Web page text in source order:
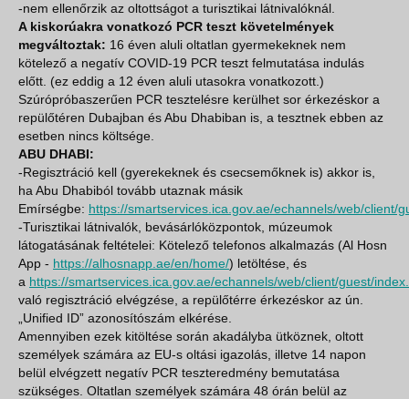
-nem ellenőrzik az oltottságot a turisztikai látnivalóknál.
A kiskorúakra vonatkozó PCR teszt követelmények
megváltoztak: 16 éven aluli oltatlan gyermekeknek nem
kötelező a negatív COVID-19 PCR teszt felmutatása indulás
előtt. (ez eddig a 12 éven aluli utasokra vonatkozott.)
Szúrópróbaszerűen PCR tesztelésre kerülhet sor érkezéskor a
repülőtéren Dubajban és Abu Dhabiban is, a tesztnek ebben az
esetben nincs költsége.
ABU DHABI:
-Regisztráció kell (gyerekeknek és csecsemőknek is) akkor is,
ha Abu Dhabiból tovább utaznak másik
Emírségbe: https://smartservices.ica.gov.ae/echannels/web/client/
-Turisztikai látnivalók, bevásárlóközpontok, múzeumok
látogatásának feltételei: Kötelező telefonos alkalmazás (Al Hosn
App - https://alhosnapp.ae/en/home/) letöltése, és
a https://smartservices.ica.gov.ae/echannels/web/client/guest/
való regisztráció elvégzése, a repülőtérre érkezéskor az ún.
„Unified ID” azonosítószám elkérése.
Amennyiben ezek kitöltése során akadályba ütköznek, oltott
személyek számára az EU-s oltási igazolás, illetve 14 napon
belül elvégzett negatív PCR teszteredmény bemutatása
szükséges. Oltatlan személyek számára 48 órán belül az